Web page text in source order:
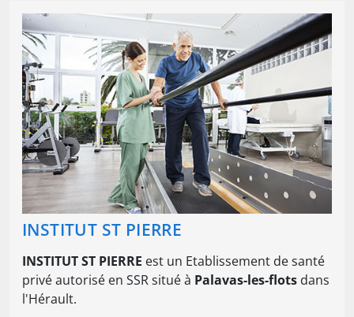
INSTITUT ST PIERRE
INSTITUT ST PIERRE est un Etablissement de santé
privé autorisé en SSR situé à Palavas-les-flots dans
l'Hérault.